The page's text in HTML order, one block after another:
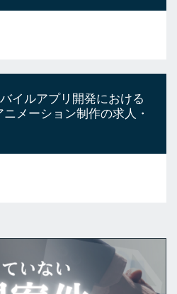
イルアプリ開発における
メーション制作の求人・